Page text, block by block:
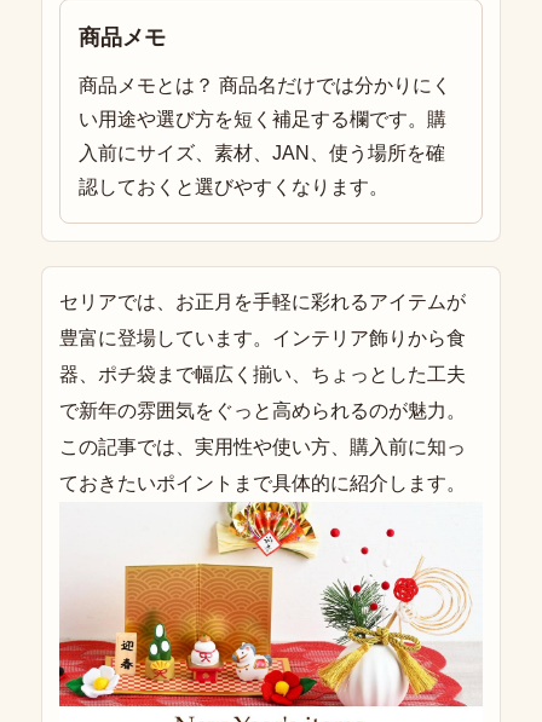
商品メモ
商品メモとは？ 商品名だけでは分かりにく
い用途や選び方を短く補足する欄です。購
入前にサイズ、素材、JAN、使う場所を確
認しておくと選びやすくなります。
セリアでは、お正月を手軽に彩れるアイテムが
豊富に登場しています。インテリア飾りから食
器、ポチ袋まで幅広く揃い、ちょっとした工夫
で新年の雰囲気をぐっと高められるのが魅力。
この記事では、実用性や使い方、購入前に知っ
ておきたいポイントまで具体的に紹介します。